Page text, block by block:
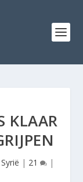
KLAAR
Syrië | 21 |